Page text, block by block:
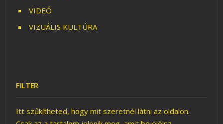
VIDEÓ
VIZUÁLIS KULTÚRA
FILTER
Itt szűkítheted, hogy mit szeretnél látni az oldalon.